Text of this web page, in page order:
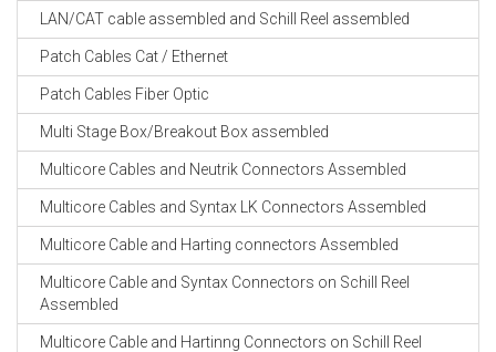
LAN/CAT cable assembled and Schill Reel assembled
Patch Cables Cat / Ethernet
Patch Cables Fiber Optic
Multi Stage Box/Breakout Box assembled
Multicore Cables and Neutrik Connectors Assembled
Multicore Cables and Syntax LK Connectors Assembled
Multicore Cable and Harting connectors Assembled
Multicore Cable and Syntax Connectors on Schill Reel
Assembled
Multicore Cable and Hartinng Connectors on Schill Reel